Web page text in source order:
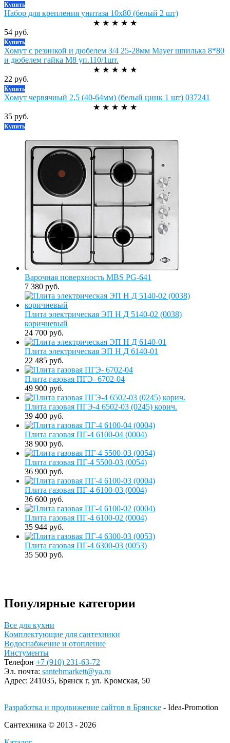
Купить
Набор для крепления унитаза 10x80 (белый 2 шт)
★ ★ ★ ★ ★
54 руб.
Купить
Хомут с резинкой и дюбелем 3/4 25-28мм Mayer шпилька 8*80
и дюбелем гайка М8 уп.110/1шт.
★ ★ ★ ★ ★
22 руб.
Купить
Хомут червячный 2,5 (40-64мм) (белый цинк 1 шт) 037241
★ ★ ★ ★ ★
35 руб.
Купить
Варочная поверхность MBS PG-641
7 380 руб.
Плита электрическая ЭП Н Д 5140-02 (0038)
коричневый
24 700 руб.
Плита электрическая ЭП Н Д 6140-01
22 485 руб.
Плита газовая ПГЭ- 6702-04
49 900 руб.
Плита газовая ПГЭ-4 6502-03 (0245) корич.
39 400 руб.
Плита газовая ПГ-4 6100-04 (0004)
38 900 руб.
Плита газовая ПГ-4 5500-03 (0054)
36 900 руб.
Плита газовая ПГ-4 6100-03 (0004)
36 600 руб.
Плита газовая ПГ-4 6100-02 (0004)
35 944 руб.
Плита газовая ПГ-4 6300-03 (0053)
35 500 руб.
Популярные категории
Все для кухни
Комплектующие для сантехники
Водоснабжение и отопление
Инстументы
Телефон +7 (910) 231-63-72
Эл. почта: santehmarkett@ya.ru
Адрес: 241035, Брянск г, ул. Кромская, 50
Разработка и продвижение сайтов в Брянске - Idea-Promotion
Сантехника © 2013 - 2026